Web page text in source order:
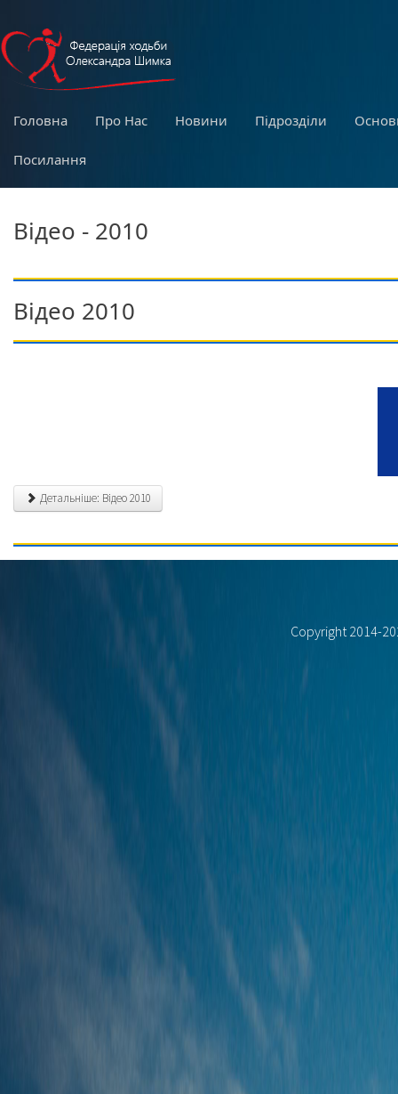
Головна Про Нас Новини Підрозділи
Посилання
Відео - 2010
Відео 2010
Детальніше: Відео 2010
Copyright 2014-